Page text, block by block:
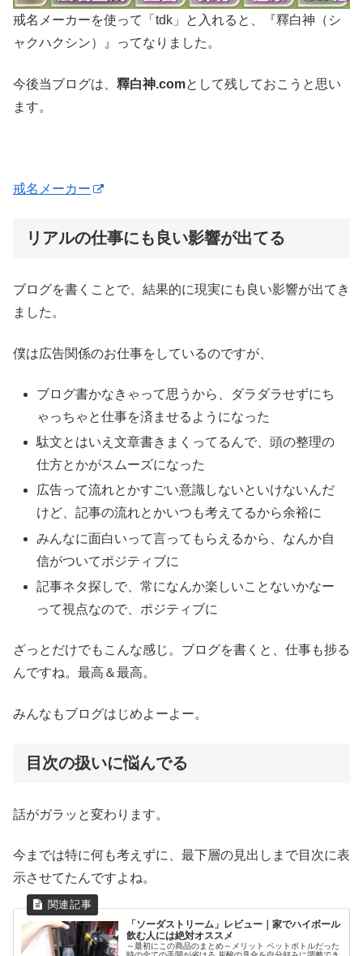
戒名メーカーを使って「tdk」と入れると、『釋白神（シ
ャクハクシン）』ってなりました。
今後当ブログは、 釋白神.comとして残しておこうと思い
ます。
戒名メーカー
リアルの仕事にも良い影響が出てる
ブログを書くことで、結果的に現実にも良い影響が出てき
ました。
僕は広告関係のお仕事をしているのですが、
ブログ書かなきゃって思うから、ダラダラせずにち
ゃっちゃと仕事を済ませるようになった
駄文とはいえ文章書きまくってるんで、頭の整理の
仕方とかがスムーズになった
広告って流れとかすごい意識しないといけないんだ
けど、記事の流れとかいつも考えてるから余裕に
みんなに面白いって言ってもらえるから、なんか自
信がついてポジティブに
記事ネタ探しで、常になんか楽しいことないかなー
って視点なので、ポジティブに
ざっとだけでもこんな感じ。ブログを書くと、仕事も捗る
んですね。最高＆最高。
みんなもブログはじめよーよー。
目次の扱いに悩んでる
話がガラッと変わります。
今までは特に何も考えずに、最下層の見出しまで目次に表
示させてたんですよね。
「ソーダストリーム」レビュー｜家でハイボール
飲む人には絶対オススメ
～最初にこの商品のまとめ～メリット ペットボトルだった